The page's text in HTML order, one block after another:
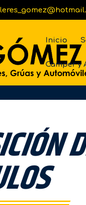
Inicio
Camper y